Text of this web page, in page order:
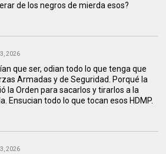
de los negros de mierda esos?
2026
que ser, odian todo lo que tenga que
Armadas y de Seguridad. Porqué la
la Orden para sacarlos y tirarlos a la
Ensucian todo lo que tocan esos HDMP.
2026